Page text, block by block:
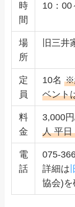
時
間
10：
場
所
旧三
定
員
10名 ※
ベント
料
金
3,000
人 平日
電
話
075-
詳細は
協会)を